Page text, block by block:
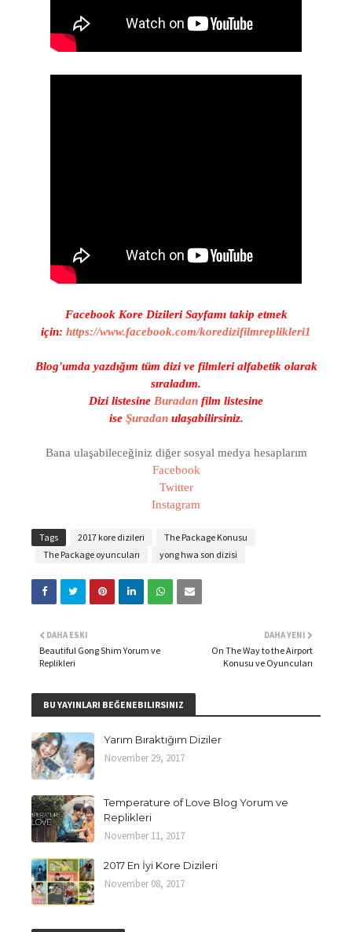
Facebook Kore Dizileri Sayfamı takip etmek
için: https://www.facebook.com/koredizifilmreplikleri1
Blog'umda yazdığım tüm dizi ve filmleri alfabetik olarak
sıraladım.
Dizi listesine Buradan film listesine
ise Şuradanulaşabilirsiniz.
Bana ulaşabileceğiniz diğer sosyal medya hesaplarım
Facebook
Twitter
Instagram
Tags 2017 kore dizileri
The Package Konusu
The Package oyuncuları
yong hwa son dizisi
DAHA YENI
On The Way to the Airport
Konusu ve Oyuncuları
DAHA ESKI
Beautiful Gong Shim Yorum ve
Replikleri
BU YAYINLARI BEĞENEBILIRSINIZ
Yarım Bıraktığım Diziler
November 29, 2017
Temperature of Love Blog Yorum ve
Replikleri
November 11, 2017
2017 En İyi Kore Dizileri
November 08, 2017